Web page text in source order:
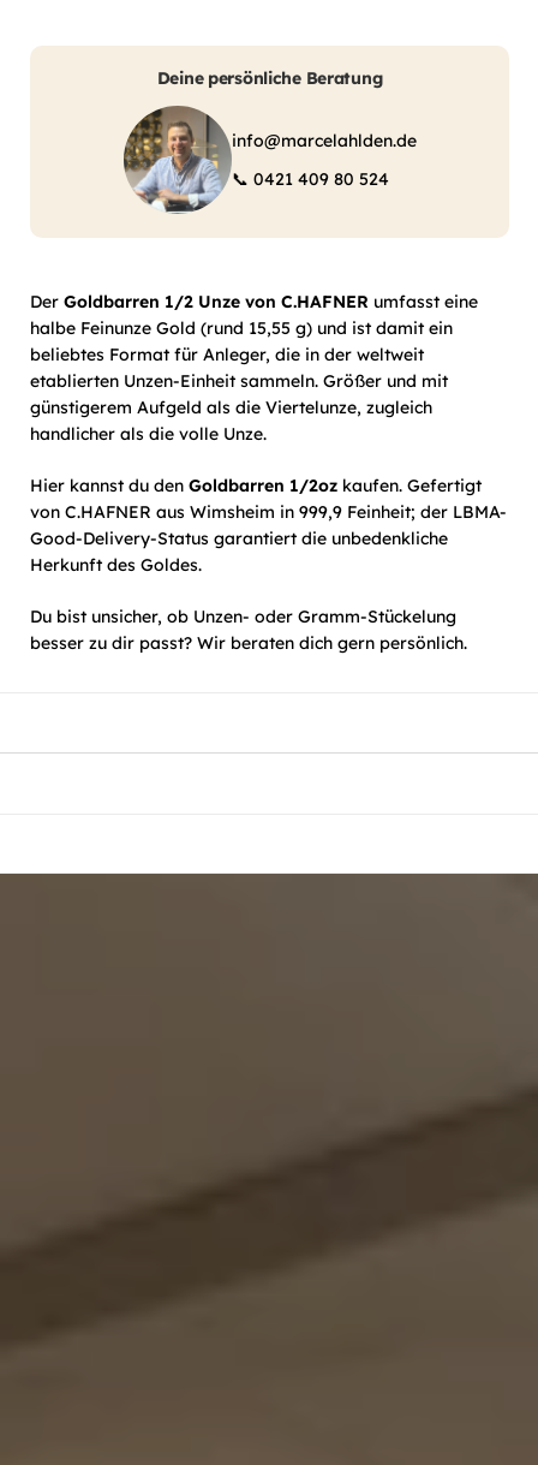
Deine persönliche Beratung
info@marcelahlden.de
📞 0421 409 80 524
Der Goldbarren 1/2 Unze von C.HAFNER umfasst eine
halbe Feinunze Gold (rund 15,55 g) und ist damit ein
beliebtes Format für Anleger, die in der weltweit
etablierten Unzen-Einheit sammeln. Größer und mit
günstigerem Aufgeld als die Viertelunze, zugleich
handlicher als die volle Unze.
Hier kannst du den Goldbarren 1/2oz kaufen. Gefertigt
von C.HAFNER aus Wimsheim in 999,9 Feinheit; der LBMA-
Good-Delivery-Status garantiert die unbedenkliche
Herkunft des Goldes.
Du bist unsicher, ob Unzen- oder Gramm-Stückelung
besser zu dir passt? Wir beraten dich gern persönlich.